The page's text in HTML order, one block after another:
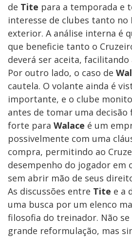
de Tite para a temporada e
interesse de clubes tanto no
exterior. A análise interna é
que beneficie tanto o
deverá ser aceita, facilitando
Por outro lado, o caso de
cautela. O volante ainda é
importante, e o clube
antes de tomar uma decisão
forte para Walace é um
possivelmente com uma
compra, permitindo ao
desempenho do jogador em
sem abrir mão de seus
As discussões entre Tite e a
uma busca por um elenco
filosofia do treinador. Não
grande reformulação, mas